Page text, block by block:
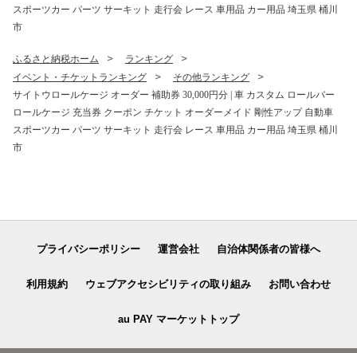
県 桶川市
県 桶川市
スポーツカー パーツ サーキット 走行会 レース 車用品 カー用品 埼玉県 桶川
市
ふるさと納税ホーム
ランキング
イベント・チケットランキング
その他ランキング
サイトウロールケージ オーダー 補助券 30,000円分 | 車 カスタム ロールバー
ロールケージ 充当券 クーポン チケット オーダーメイド 剛性アップ 自動車
スポーツカー パーツ サーキット 走行会 レース 車用品 カー用品 埼玉県 桶川
市
プライバシーポリシー 運営会社 自治体関係者の皆様へ
利用規約 ウェブアクセシビリティの取り組み お問い合わせ
au PAY マーケットトップ